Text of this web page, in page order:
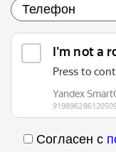
Согласен с